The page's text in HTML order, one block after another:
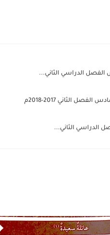
الفصل الدراسي الثاني...
الثاني 2017-2018م
الدراسي الثاني...